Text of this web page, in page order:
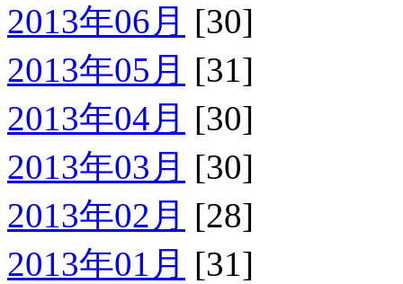
2013年06月 [30]
2013年05月 [31]
2013年04月 [30]
2013年03月 [30]
2013年02月 [28]
2013年01月 [31]